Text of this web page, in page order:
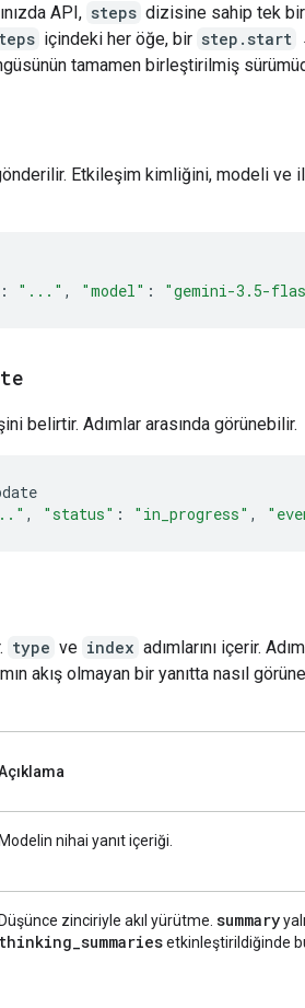
API, steps dizisine sahip tek bir
içindeki her öğe, bir step.start
tamamen birleştirilmiş
Etkileşim kimliğini, modeli ve
: "..." , "model" : "gemini-3.5-
belirtir. Adımlar arasında görünebilir.
, "status" : "in_progress" ,
type ve index adımlarını içerir.
akış olmayan bir yanıtta nasıl
Modelin nihai yanıt içeriği.
Düşünce zinciriyle akıl yürütme. summary
thinking_summariesetkinleştirildiğinde